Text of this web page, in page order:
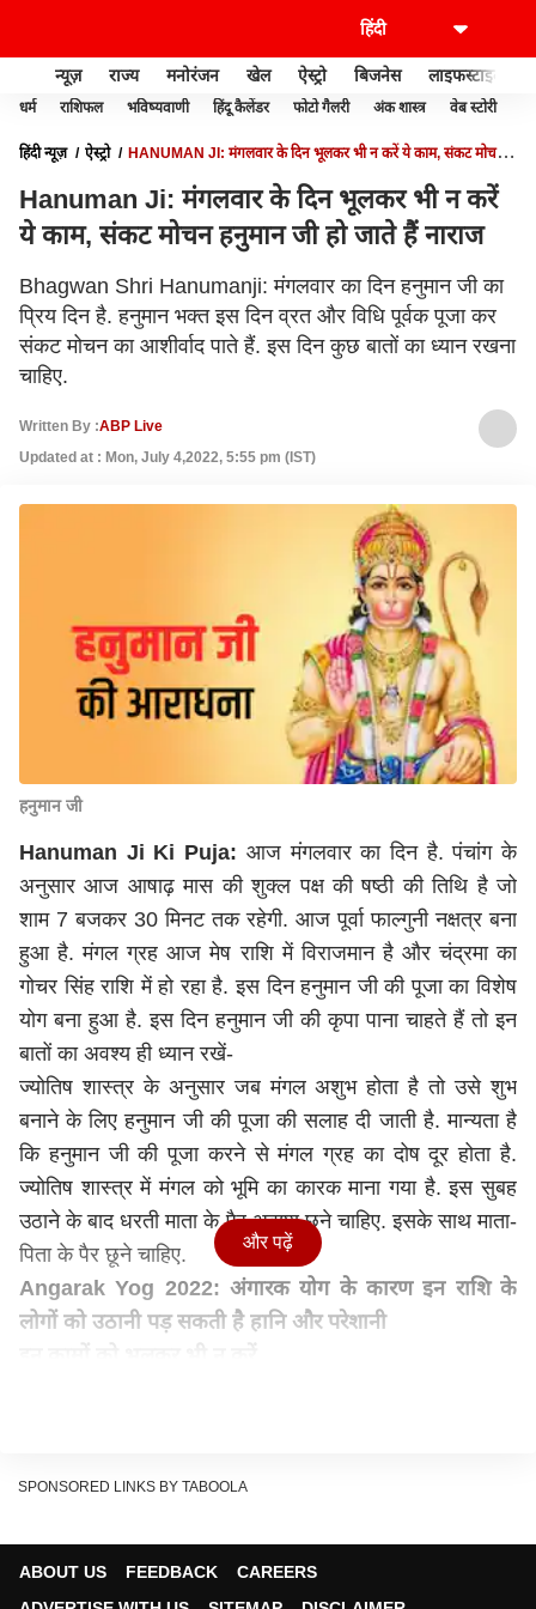
न्यूज़ राज्य मनोरंजन खेल ऐस्ट्रो बिजनेस लाइफस्टाइल
धर्म राशिफल भविष्यवाणी हिंदू कैलेंडर फोटो गैलरी अंक शास्त्र वेब स्टोरी
हिंदी न्यूज़ ऐस्ट्रो
HANUMAN JI: मंगलवार के दिन भूलकर भी न करें ये काम, संकट मोचन
Hanuman Ji: मंगलवार के दिन भूलकर भी न करें
ये काम, संकट मोचन हनुमान जी हो जाते हैं नाराज
Bhagwan Shri Hanumanji: मंगलवार का दिन हनुमान जी का
प्रिय दिन है. हनुमान भक्त इस दिन व्रत और विधि पूर्वक पूजा कर
संकट मोचन का आशीर्वाद पाते हैं. इस दिन कुछ बातों का ध्यान रखना
चाहिए.
Written By :ABP Live
Updated at : Mon, July 4,2022, 5:55 pm (IST)
हनुमान जी
Hanuman Ji Ki Puja: आज मंगलवार का दिन है. पंचांग के
अनुसार आज आषाढ़ मास की शुक्ल पक्ष की षष्ठी की तिथि है जो
शाम 7 बजकर 30 मिनट तक रहेगी. आज पूर्वा फाल्गुनी नक्षत्र बना
हुआ है. मंगल ग्रह आज मेष राशि में विराजमान है और चंद्रमा का
गोचर सिंह राशि में हो रहा है. इस दिन हनुमान जी की पूजा का विशेष
योग बना हुआ है. इस दिन हनुमान जी की कृपा पाना चाहते हैं तो इन
बातों का अवश्य ही ध्यान रखें-
ज्योतिष शास्त्र के अनुसार जब मंगल अशुभ होता है तो उसे शुभ
बनाने के लिए हनुमान जी की पूजा की सलाह दी जाती है. मान्यता है
कि हनुमान जी की पूजा करने से मंगल ग्रह का दोष दूर होता है.
ज्योतिष शास्त्र में मंगल को भूमि का कारक माना गया है. इस सुबह
उठाने के बाद धरती माता के पैर अवश्य छूने चाहिए. इसके साथ माता-
पिता के पैर छूने चाहिए.
Angarak Yog 2022: अंगारक योग के कारण इन राशि के
लोगों को उठानी पड़ सकती है हानि और परेशानी
चाहिए. मंगलवार के दिन अनुशासित जीवन शैली को अपनाना चाहिए
और पढ़ें
SPONSORED LINKS BY TABOOLA
ABOUT US FEEDBACK
CAREERS